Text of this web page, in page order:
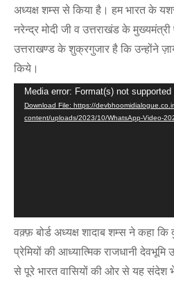
अध्यक्ष शम्स से किया है। हम भारत के
नरेन्द्र मोदी जी व उत्तराखंड के मुख्यमंत्री
उत्तराखण्ड के शुक्रगुजार है कि उन्होंने
किये।
Video
Player
Media error: Format(s) not
Download File: https://
content/uploads/2023/10/WhatsApp-Video-
वक़्फ़ बोर्ड अध्यक्ष शादाब शम्स ने कहा
प्रेमियों की आध्यात्मिक राजधानी देवभूमि
से पूरे भारत वासियों की ओर से यह संदेश